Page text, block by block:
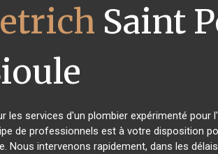
Saint
les services d'un plombier expérimenté pour
de professionnels est à votre disposition
Nous intervenons rapidement, dans les